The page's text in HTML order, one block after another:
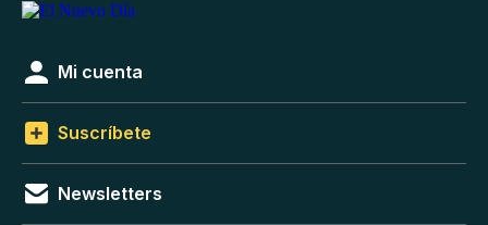
Mi cuenta
Suscríbete
Newsletters